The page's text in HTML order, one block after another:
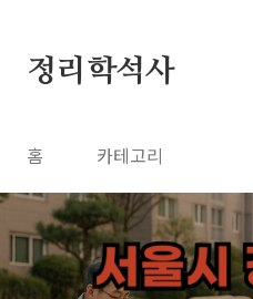
정리학석사
홈 카테고리